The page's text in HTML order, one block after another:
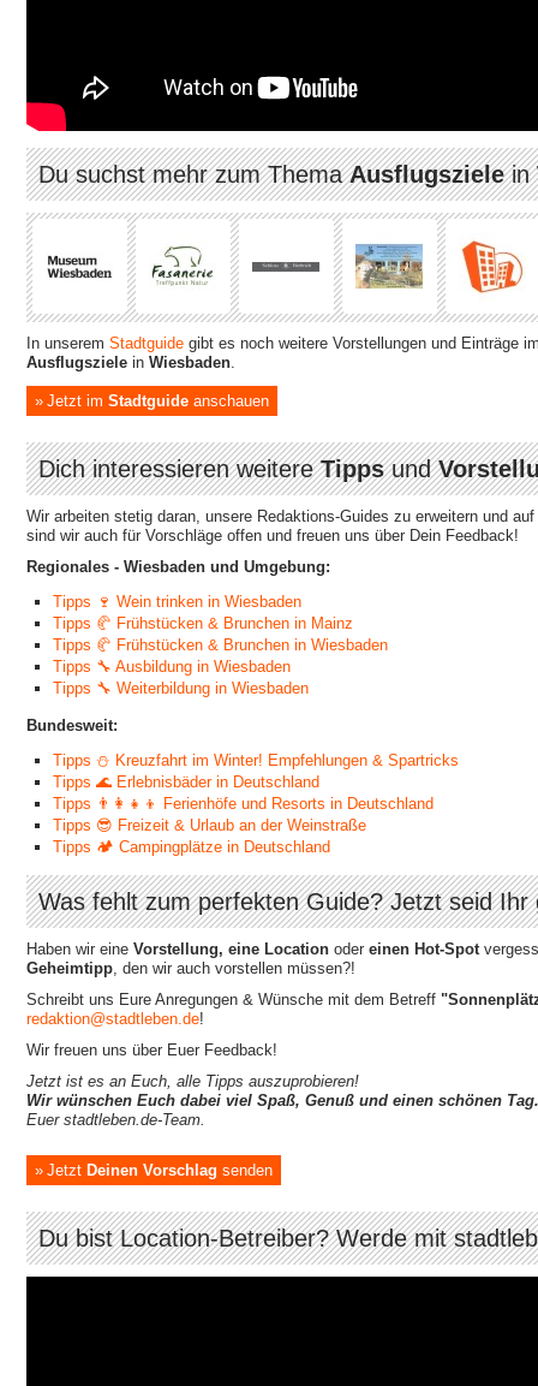
Du suchst mehr zum ThemaAusflugszielein
In unserem Stadtguide gibt es noch weitere Vorstellungen und Einträge
Ausflugsziele in Wiesbaden
Jetzt im Stadtguide anschauen
Dich interessieren weitereTippsund
Wir arbeiten stetig daran, unsere Redaktions-Guides zu erweitern und
sind wir auch für Vorschläge offen und freuen uns über Dein Feedback!
Regionales - Wiesbaden und Umgebung:
Tipps 🍷 Wein trinken in Wiesbaden
Tipps 🥐 Frühstücken & Brunchen in Mainz
Tipps 🥐 Frühstücken & Brunchen in Wiesbaden
Tipps 🔧 Ausbildung in Wiesbaden
Tipps 🔧 Weiterbildung in Wiesbaden
Bundesweit:
Tipps ⛄ Kreuzfahrt im Winter! Empfehlungen & Spartricks
Tipps 🌊 Erlebnisbäder in Deutschland
Tipps 👨‍👩‍👧‍👦 Ferienhöfe und Resorts in Deutschland
Tipps 😎 Freizeit & Urlaub an der Weinstraße
Tipps 🏕 Campingplätze in Deutschland
Was fehlt zum perfekten Guide? Jetzt seid Ihr
Haben wir eine Vorstellung, eine Location oder einen Hot-Spot
Geheimtipp , den wir auch vorstellen müssen?!
Schreibt uns Eure Anregungen & Wünsche mit dem Betreff
redaktion@stadtleben.de!
Wir freuen uns über Euer Feedback!
Jetzt ist es an Euch, alle Tipps auszuprobieren!
Wir wünschen Euch dabei viel Spaß, Genuß und einen schönen Tag.
Euer stadtleben.de-Team.
Jetzt Deinen Vorschlag senden
Du bist Location-Betreiber? Werde mit